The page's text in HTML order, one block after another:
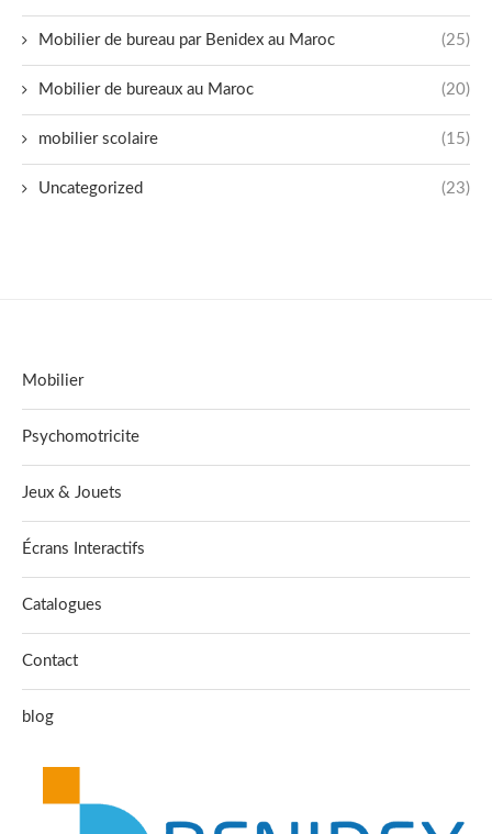
Mobilier de bureau par Benidex au Maroc (25)
Mobilier de bureaux au Maroc (20)
mobilier scolaire (15)
Uncategorized (23)
Mobilier
Psychomotricite
Jeux & Jouets
Écrans Interactifs
Catalogues
Contact
blog